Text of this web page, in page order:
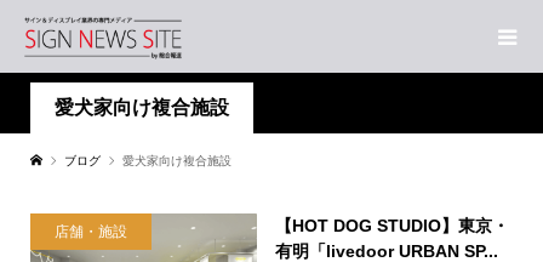
愛犬家向け複合施設
ブログ 愛犬家向け複合施設
店舗・施設
【HOT DOG STUDIO】東京・
有明「livedoor URBAN SP...